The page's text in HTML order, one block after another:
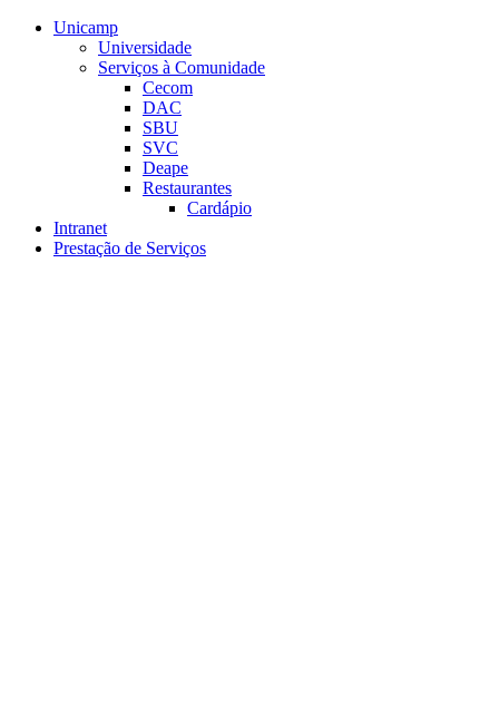
Conteúdo principal
Unicamp
Universidade
Serviços à Comunidade
Cecom
DAC
SBU
SVC
Deape
Restaurantes
Cardápio
Intranet
Prestação de Serviços